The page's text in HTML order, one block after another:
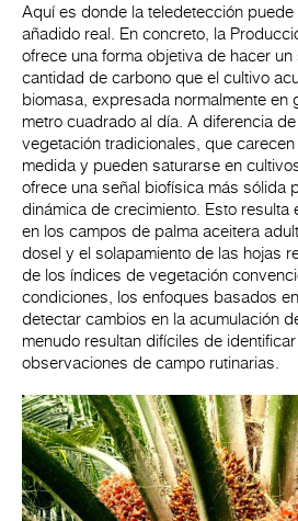
Aquí es donde la teledetección
añadido real. En concreto, la
ofrece una forma objetiva de hacer
cantidad de carbono que el cultivo
biomasa, expresada normalmente en
metro cuadrado al día. A diferencia
vegetación tradicionales, que
medida y pueden saturarse en
ofrece una señal biofísica más sólida
dinámica de crecimiento. Esto resulta
en los campos de palma aceitera
dosel y el solapamiento de las hojas
de los índices de vegetación
condiciones, los enfoques basados
detectar cambios en la acumulación
menudo resultan difíciles de
observaciones de campo rutinarias.